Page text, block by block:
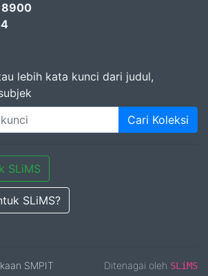
8900
lebih kata kunci dari judul,
Cari Koleksi
SLiMS
SLiMS?
SMPIT
Ditenagai oleh SLiMS